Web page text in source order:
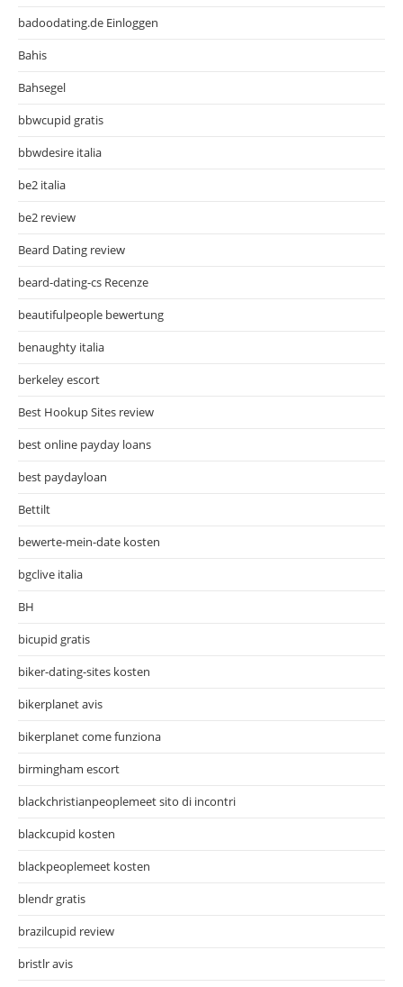
badoodating.de Einloggen
Bahis
Bahsegel
bbwcupid gratis
bbwdesire italia
be2 italia
be2 review
Beard Dating review
beard-dating-cs Recenze
beautifulpeople bewertung
benaughty italia
berkeley escort
Best Hookup Sites review
best online payday loans
best paydayloan
Bettilt
bewerte-mein-date kosten
bgclive italia
BH
bicupid gratis
biker-dating-sites kosten
bikerplanet avis
bikerplanet come funziona
birmingham escort
blackchristianpeoplemeet sito di incontri
blackcupid kosten
blackpeoplemeet kosten
blendr gratis
brazilcupid review
bristlr avis